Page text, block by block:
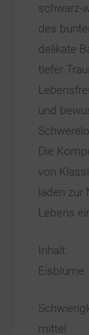
schwarz-
des
delikate
tiefer
und
Die
von
laden zur
Lebens
Inhalt:
Eisblume
mittel